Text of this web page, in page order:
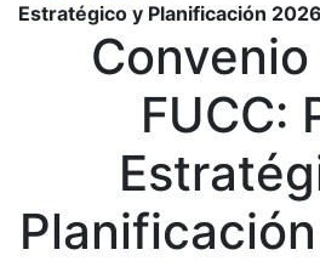
Estratégico y Planificación 2026
FUCC: